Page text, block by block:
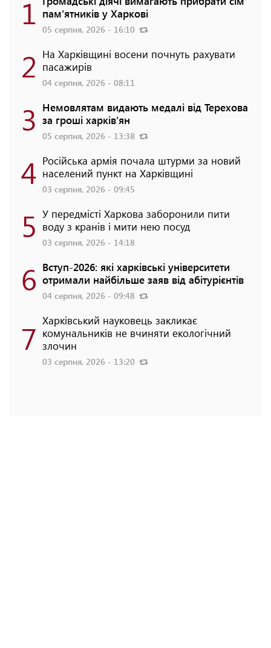
1 пам'ятників у Харкові
05 серпня, 2026 - 16:10
2 На Харківщині восени почнуть рахувати
пасажирів
04 серпня, 2026 - 08:11
3 Немовлятам видають медалі від Терехова
за гроші харків'ян
05 серпня, 2026 - 13:38
4 Російська армія почала штурми за новий
населений пункт на Харківщині
03 серпня, 2026 - 09:45
5 У передмісті Харкова заборонили пити
воду з кранів і мити нею посуд
03 серпня, 2026 - 14:18
6 Вступ-2026: які харківські університети
отримали найбільше заяв від абітурієнтів
04 серпня, 2026 - 09:48
7 Харківський науковець закликає
комунальників не вчиняти екологічний
злочин
03 серпня, 2026 - 13:20